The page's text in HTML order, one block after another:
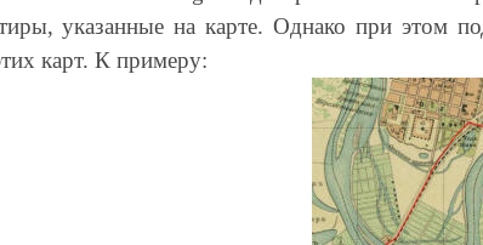
указанные на карте. Однако при этом
карт. К примеру: